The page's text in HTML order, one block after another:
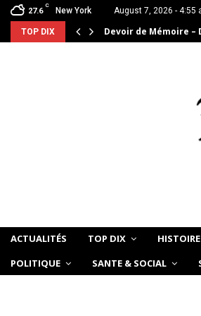
27.6
C
New York August 7, 2026 - 4:55
TOP DIX Devoir de Mémoire
ACTUALITÉS TOP DIX
POLITIQUE
SANTE & SOCIAL